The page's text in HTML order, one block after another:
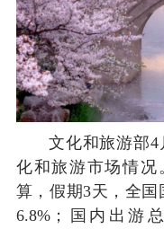
文化和旅游部4
化和旅游市场情况
算，假期3天，全国
6.8%；国内出游